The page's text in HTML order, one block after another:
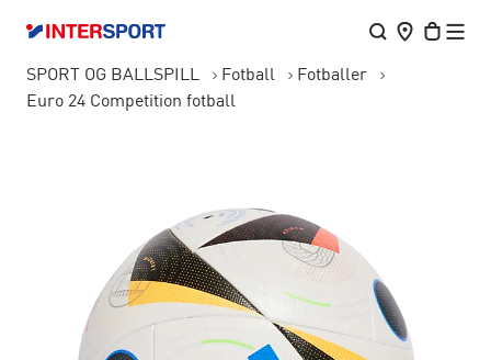
SPORT OG BALLSPILL Fotball
Fotballer
Euro 24 Competition fotball